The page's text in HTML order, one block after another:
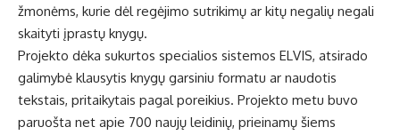
žmonėms, kurie dėl regėjimo sutrikimų ar kitų negalių negali
skaityti įprastų knygų.
Projekto dėka sukurtos specialios sistemos ELVIS, atsirado
galimybė klausytis knygų garsiniu formatu ar naudotis
tekstais, pritaikytais pagal poreikius. Projekto metu buvo
paruošta net apie 700 naujų leidinių, prieinamų šiems